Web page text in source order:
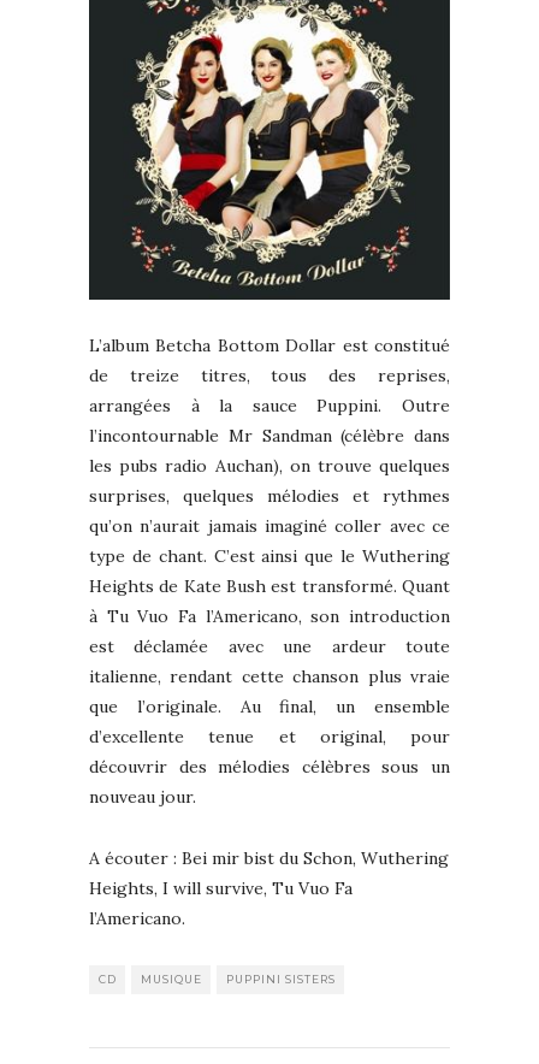
L’album Betcha Bottom Dollar est constitué
de treize titres, tous des reprises,
arrangées à la sauce Puppini. Outre
l’incontournable Mr Sandman (célèbre dans
les pubs radio Auchan), on trouve quelques
surprises, quelques mélodies et rythmes
qu’on n’aurait jamais imaginé coller avec ce
type de chant. C’est ainsi que le Wuthering
Heights de Kate Bush est transformé. Quant
à Tu Vuo Fa l’Americano, son introduction
est déclamée avec une ardeur toute
italienne, rendant cette chanson plus vraie
que l’originale. Au final, un ensemble
d’excellente tenue et original, pour
découvrir des mélodies célèbres sous un
nouveau jour.
A écouter : Bei mir bist du Schon, Wuthering
Heights, I will survive, Tu Vuo Fa
l’Americano.
CD MUSIQUE PUPPINI SISTERS